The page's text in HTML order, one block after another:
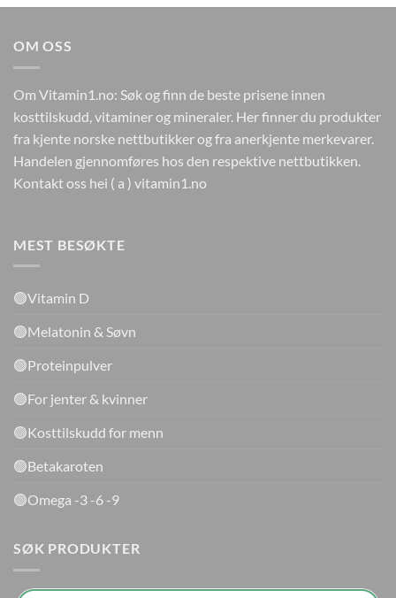
kr298.kr79.
OM OSS
Om Vitamin1.no: Søk og finn de beste prisene innen
kosttilskudd, vitaminer og mineraler. Her finner du produkter
fra kjente norske nettbutikker og fra anerkjente merkevarer.
Handelen gjennomføres hos den respektive nettbutikken.
Kontakt oss hei ( a ) vitamin1.no
MEST BESØKTE
🟢Vitamin D
🟢Melatonin & Søvn
🟢Proteinpulver
🟢For jenter & kvinner
🟢Kosttilskudd for menn
🟢Betakaroten
🟢Omega -3 -6 -9
SØK PRODUKTER
Products